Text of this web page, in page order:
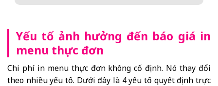
Yếu tố ảnh hưởng đến báo giá in
menu thực đơn
Chi phí in menu thực đơn không cố định. Nó thay đổi
theo nhiều yếu tố. Dưới đây là 4 yếu tố quyết định trực